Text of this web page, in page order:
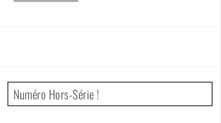
Numéro Hors-Série !